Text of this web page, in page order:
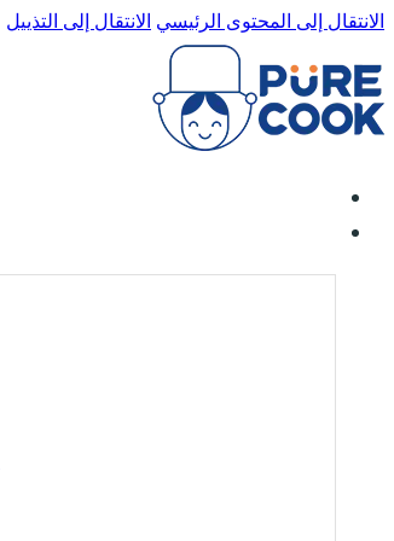
الانتقال إلى المحتوى الرئيسي الانتقال إلى التذييل